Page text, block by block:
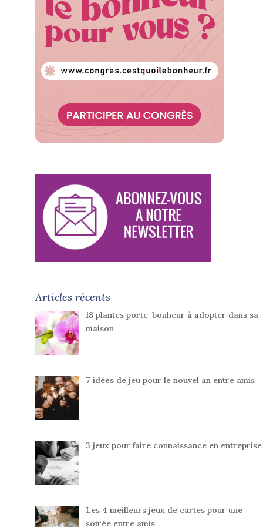
Articles récents
18 plantes porte-bonheur à adopter dans sa
maison
7 idées de jeu pour le nouvel an entre amis
3 jeux pour faire connaissance en entreprise
Les 4 meilleurs jeux de cartes pour une
soirée entre amis